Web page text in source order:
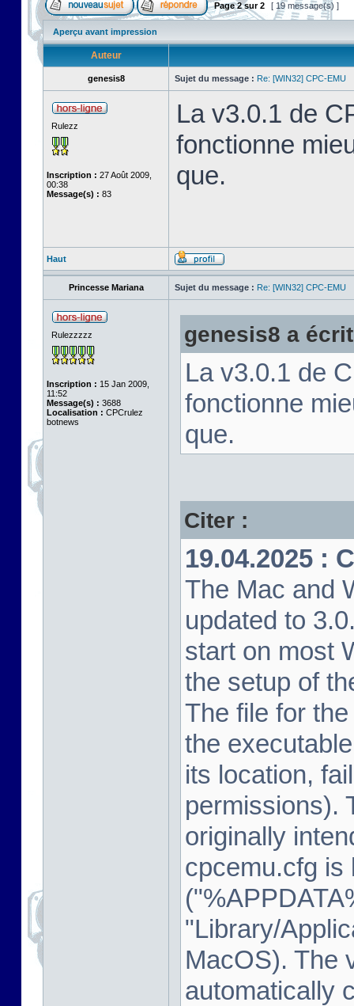
Page2sur2 [ 19 message(s) ]
Aperçu avant impression
Auteur
genesis8 Sujet du message : Re: [WIN32] CPC-EMU
Rulezz
Inscription : 27 Août 2009,
00:38
Message(s) : 83
La v3.0.1 de
fonctionne
que.
Haut
Princesse Mariana Sujet du message : Re: [WIN32] CPC-EMU
Rulezzzzz
Inscription : 15 Jan 2009,
11:52
Message(s) : 3688
Localisation : CPCrulez
botnews
genesis8 a
La v3.0.1 de
fonctionne
que.
Citer :
19.04.2025 :
The Mac and
updated to
start on most
the setup of
The file for
the
its location,
permissions).
originally
cpcemu.cfg is
"Library/
MacOS). The
automatically